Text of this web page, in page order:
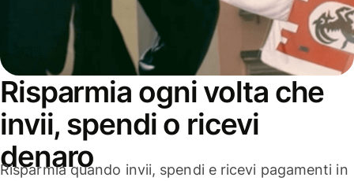
Risparmia ogni volta che
invii, spendi o ricevi
denaro
Risparmia quando invii, spendi e ricevi pagamenti in